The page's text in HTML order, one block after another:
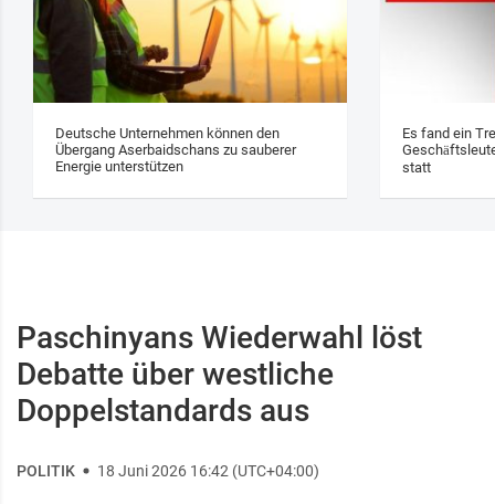
Deutsche Unternehmen können den
Übergang Aserbaidschans zu sauberer
Energie unterstützen
Es fand ein
statt
Paschinyans Wiederwahl löst
Debatte über westliche
Doppelstandards aus
POLITIK 18 Juni 2026 16:42 (UTC+04:00)